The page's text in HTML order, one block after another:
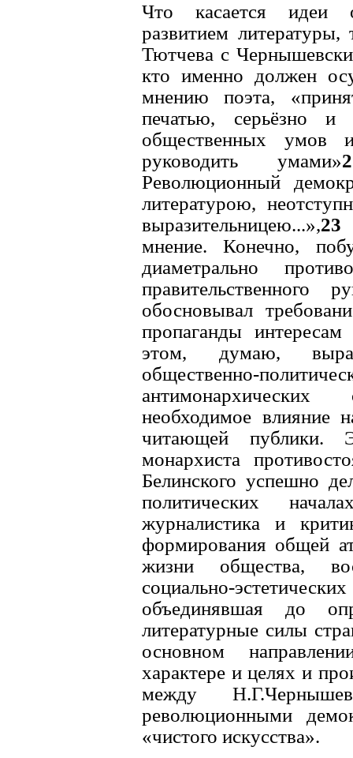
Что касается идеи
развитием
Тютчева с
кто именно должен
мнению поэта,
печатью, серьёзно и
общественных умов
руководить умами»
Революционный
литературою,
выразительницею...»,23
мнение. Конечно,
диаметрально
правительственного
обосновывал
пропаганды
этом, думаю,
общественно-
необходимое
читающей публики.
монархиста
Белинского успешно
политических
журналистика и
формирования общей
жизни общества,
социально-
объединявшая до
литературные силы
основном
характере и целях и
между
революционными
«чистого искусства».